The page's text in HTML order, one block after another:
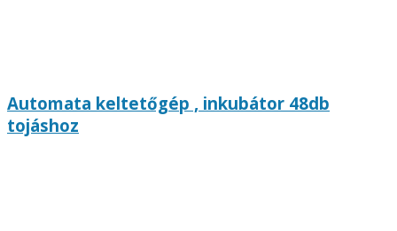
Automata keltetőgép , inkubátor 48db
tojáshoz